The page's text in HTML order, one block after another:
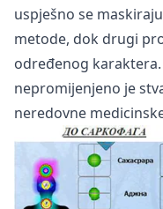
uspješno se
metode, dok drugi
određenog
nepromijenjeno je
neredovne